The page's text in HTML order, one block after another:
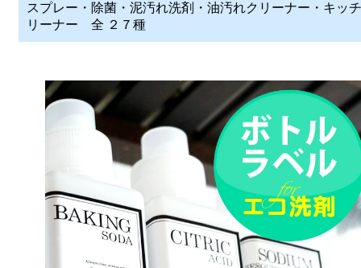
スプレー・除菌・泥汚れ洗剤・油汚れクリーナー・キッ
リーナー 全 ２７種